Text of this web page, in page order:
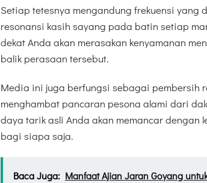
Setiap tetesnya mengandung frekuensi yang
resonansi kasih sayang pada batin setiap
dekat Anda akan merasakan kenyamanan
balik perasaan tersebut.
Media ini juga berfungsi sebagai pembersih
menghambat pancaran pesona alami dari
daya tarik asli Anda akan memancar dengan
bagi siapa saja.
Baca Juga: Manfaat Ajian Jaran Goyang